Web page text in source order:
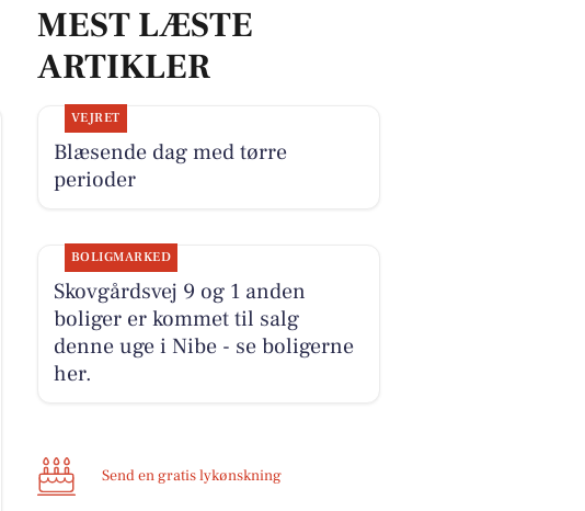
MEST LÆSTE
ARTIKLER
VEJRET
Blæsende dag med tørre
perioder
BOLIGMARKED
Skovgårdsvej 9 og 1 anden
boliger er kommet til salg
denne uge i Nibe - se boligerne
her.
Send en gratis lykønskning